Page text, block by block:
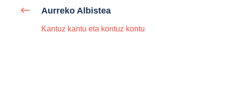
Aurreko Albistea
Kantuz kantu eta kontuz kontu